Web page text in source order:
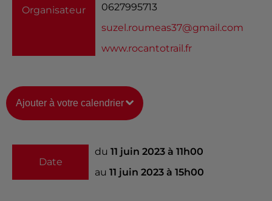
Organisateur
0627995713
suzel.roumeas37@gmail.com
www.rocantotrail.fr
Ajouter à votre calendrier
Date
du 11 juin 2023 à 11h00
au 11 juin 2023 à 15h00